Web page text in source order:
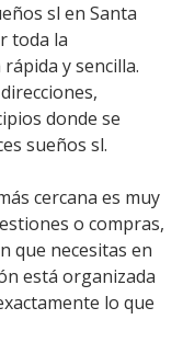
sl en Santa
toda la
y sencilla.
donde se
sueños sl.
cercana es muy
o compras,
que necesitas en
está organizada
lo que